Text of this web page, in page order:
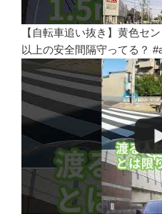
【自転車追い抜き】黄色セ
以上の安全間隔守ってる？